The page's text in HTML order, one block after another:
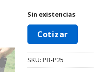
Sin existencias
Cotizar
SKU: PB-P25